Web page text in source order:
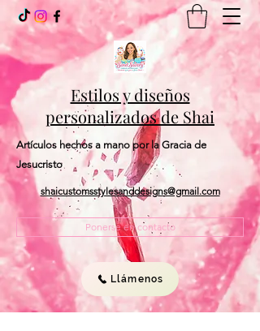
Estilos y diseños
personalizados de Shai
Artículos hechos a mano por la Gracia de
Jesucristo
shaicustomsstylesanddesigns@gmail.com
Ponerse en contacto
Llámenos